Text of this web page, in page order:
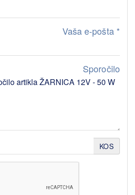
Vaša e-pošta *
Sporočilo
KOS